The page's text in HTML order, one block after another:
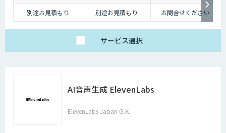
別途お見積もり
別途お見積もり お問合せください
サービス選択
AI音声生成 ElevenLabs
ElevenLabs Japan G.K.